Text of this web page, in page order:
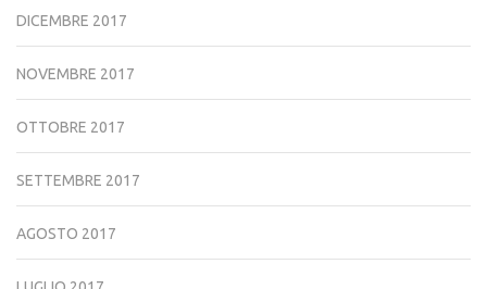
DICEMBRE 2017
NOVEMBRE 2017
OTTOBRE 2017
SETTEMBRE 2017
AGOSTO 2017